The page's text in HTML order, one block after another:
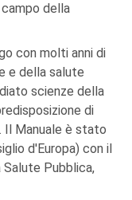
della
con molti anni di
e della salute
scienze della
di
Il Manuale è stato
d'Europa) con il
Pubblica,